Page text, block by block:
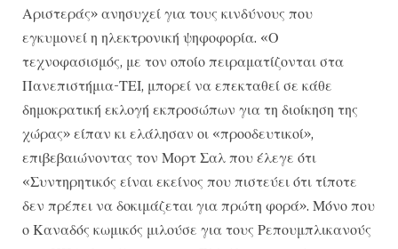
Αριστεράς» ανησυχεί για τους κινδύνους που
εγκυμονεί η ηλεκτρονική ψηφοφορία. «Ο
τεχνοφασισμός, με τον οποίο πειραματίζονται στα
Πανεπιστήμια-ΤΕΙ, μπορεί να επεκταθεί σε κάθε
δημοκρατική εκλογή εκπροσώπων για τη διοίκηση της
χώρας» είπαν κι ελάλησαν οι «προοδευτικοί»,
επιβεβαιώνοντας τον Μορτ Σαλ που έλεγε ότι
«Συντηρητικός είναι εκείνος που πιστεύει ότι τίποτε
δεν πρέπει να δοκιμάζεται για πρώτη φορά». Μόνο που
ο Καναδός κωμικός μιλούσε για τους Ρεπουμπλικανούς